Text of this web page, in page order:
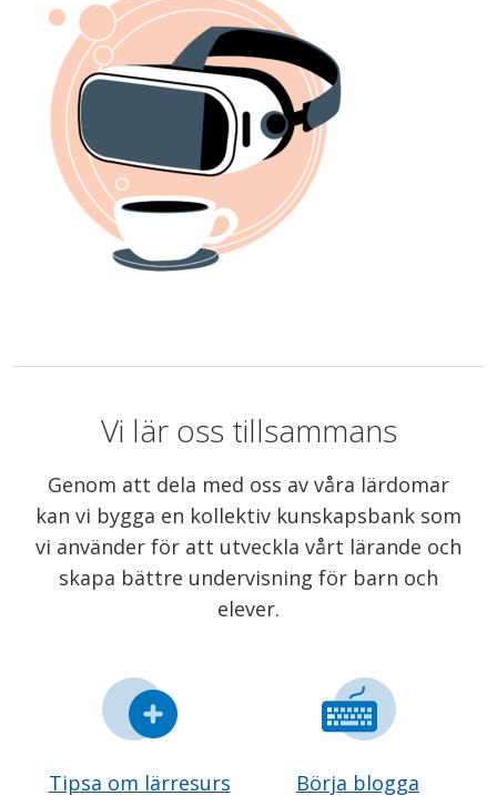
Vi lär oss tillsammans
Genom att dela med oss av våra lärdomar
kan vi bygga en kollektiv kunskapsbank som
vi använder för att utveckla vårt lärande och
skapa bättre undervisning för barn och
elever.
Tipsa om lärresurs Börja blogga